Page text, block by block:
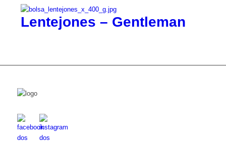
Lentejones – Gentleman